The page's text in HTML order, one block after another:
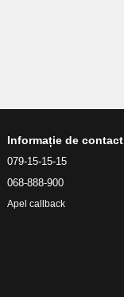
Informație de contact
079-15-15-15
068-888-900
Apel callback